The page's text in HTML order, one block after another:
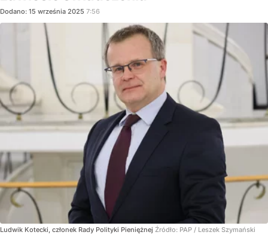
Dodano: 15 września 2025 7:56
Ludwik Kotecki, członek Rady Polityki Pieniężnej Źródło: PAP / Leszek Szymański